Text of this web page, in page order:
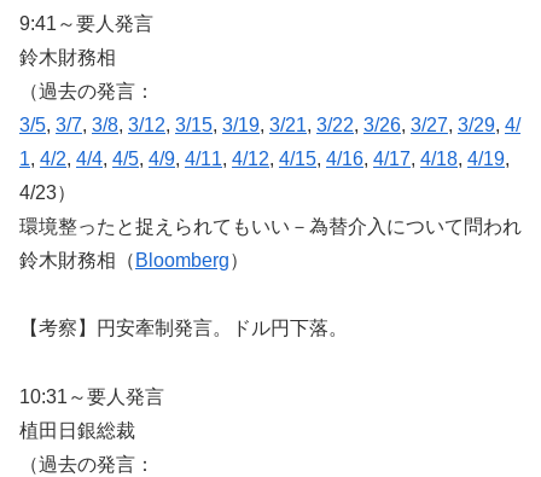
9:41～要人発言
鈴木財務相
（過去の発言：
3/5, 3/7, 3/8, 3/12, 3/15, 3/19, 3/21, 3/22, 3/26, 3/27, 3/29, 4/
1, 4/2, 4/4, 4/5, 4/9, 4/11, 4/12, 4/15, 4/16, 4/17, 4/18, 4/19,
4/23）
環境整ったと捉えられてもいい－為替介入について問われ
鈴木財務相（ Bloomberg）
【考察】円安牽制発言。ドル円下落。
10:31～要人発言
植田日銀総裁
（過去の発言：